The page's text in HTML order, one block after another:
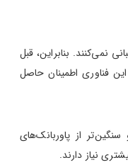
نمی‌کنند. بنابراین، قبل
فناوری اطمینان حاصل
از پاوربانک‌های
نیاز دارند.